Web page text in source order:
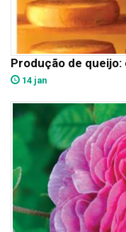
Produção de
14 jan